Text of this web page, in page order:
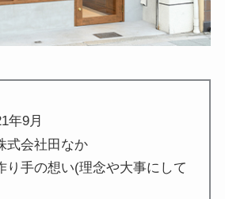
年9月
式会社田なか
り手の想い(理念や大事にして